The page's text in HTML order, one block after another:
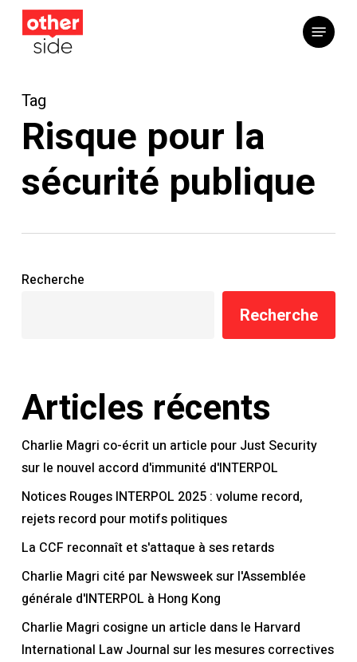
Skip
Menu
Tag
Risque pour la
sécurité publique
Recherche
Recherche
Articles récents
Charlie Magri co-écrit un article pour Just Security
sur le nouvel accord d'immunité d'INTERPOL
Notices Rouges INTERPOL 2025 : volume record,
rejets record pour motifs politiques
La CCF reconnaît et s'attaque à ses retards
Charlie Magri cité par Newsweek sur l'Assemblée
générale d'INTERPOL à Hong Kong
Charlie Magri cosigne un article dans le Harvard
International Law Journal sur les mesures correctives